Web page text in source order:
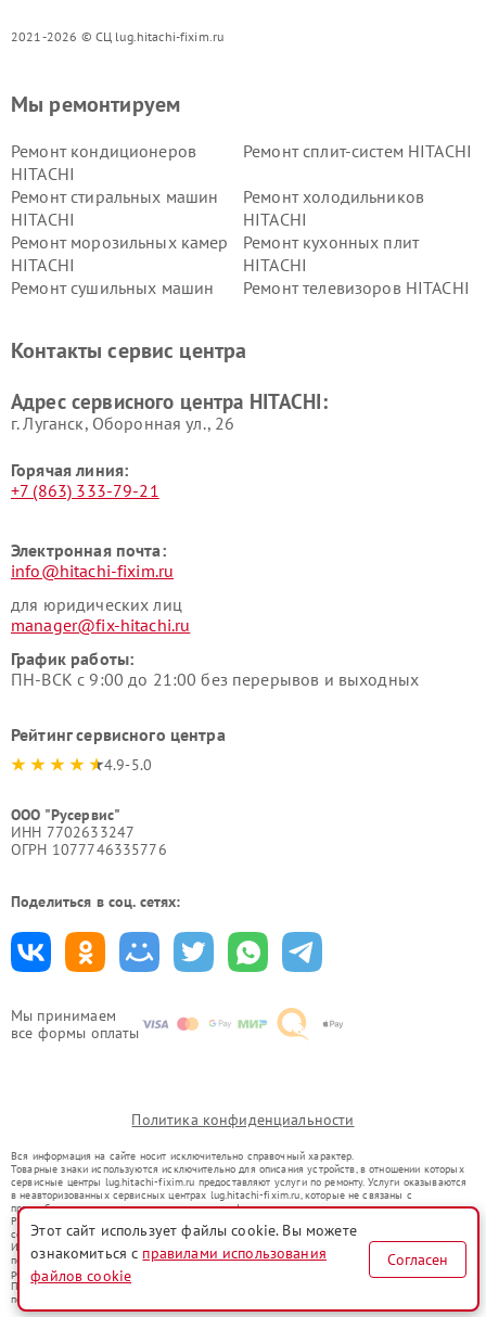
2021-2026 © СЦ lug.hitachi-fixim.ru
Мы принимаем
все формы оплаты
Мы ремонтируем
Ремонт кондиционеров
HITACHI
Ремонт сплит-систем HITACHI
Ремонт стиральных машин
HITACHI
Ремонт холодильников
HITACHI
Ремонт морозильных камер
HITACHI
Ремонт кухонных плит
HITACHI
Ремонт сушильных машин
Ремонт телевизоров HITACHI
данных HITACHI
HITACHI
HITACHI
HITACHI
Контакты сервис центра
Адрес сервисного центра HITACHI:
г. Луганск, Оборонная ул., 26
Горячая линия:
+7 (863) 333-79-21
Электронная почта:
info@hitachi-fixim.ru
для юридических лиц
manager@fix-hitachi.ru
График работы:
ПН-ВСК с 9:00 до 21:00 без перерывов и выходных
Рейтинг сервисного центра
4.9-5.0
ООО "Русервис"
ИНН 7702633247
ОГРН 1077746335776
Поделиться в соц. сетях:
Политика конфиденциальности
Вся информация на сайте носит исключительно справочный характер.
Товарные знаки используются исключительно для описания устройств, в отношении которых
сервисные центры lug.hitachi-fixim.ru предоставляют услуги по ремонту. Услуги оказываются
в неавторизованных сервисных центрах lug.hitachi-fixim.ru, которые не связаны с
правообладателями товарных знаков или их официальными представителями.
Ремонт осуществляется для устройств, уже введенных в гражданский оборот в соответствии
со статьей 1487 ГК РФ.
Использование товарных знаков не преследует цели индивидуализации услуг или введения
потребителей в заблуждение, а служит для информирования о предоставляемых услугах по
ремонту техники указанных брендов.
Представленная на сайте информация не является публичной офертой, определяемой
положениями Статьи 437(2) Гражданского кодекса РФ
Этот сайт использует файлы cookie. Вы можете
ознакомиться с правилами использования
файлов cookie
Согласен